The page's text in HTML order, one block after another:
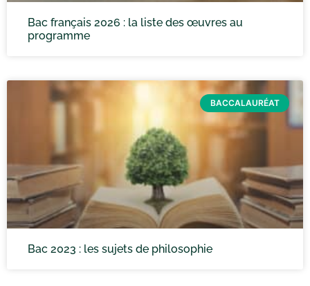
Bac français 2026 : la liste des œuvres au
programme
BACCALAURÉAT
Bac 2023 : les sujets de philosophie